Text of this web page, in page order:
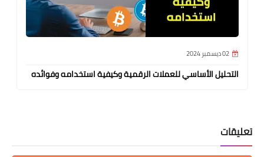
02 ديسمبر 2024
التحليل الأساسي للعملات الرقمية وكيفية استخدامه وفوائده
تعليقات